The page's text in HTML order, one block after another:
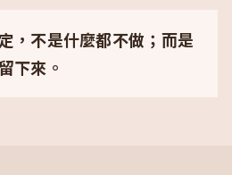
，不是什麼都不做；而是
下來。